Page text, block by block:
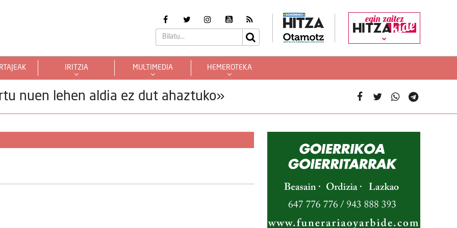
egin zaitez
IRITZIA MULTIMEDIA HEMEROTEKA
nuen lehen aldia ez dut ahaztuko»